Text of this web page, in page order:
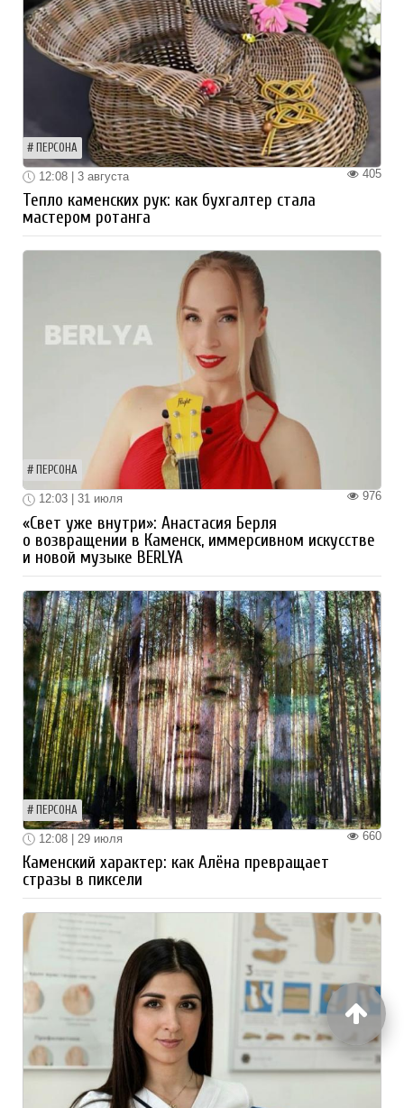
ПЕРСОНА
405
12:08 | 3 августа
Тепло каменских рук: как бухгалтер стала
мастером ротанга
ПЕРСОНА
976
12:03 | 31 июля
«Свет уже внутри»: Анастасия Берля
о возвращении в Каменск, иммерсивном искусстве
и новой музыке BERLYA
ПЕРСОНА
660
12:08 | 29 июля
Каменский характер: как Алёна превращает
стразы в пиксели